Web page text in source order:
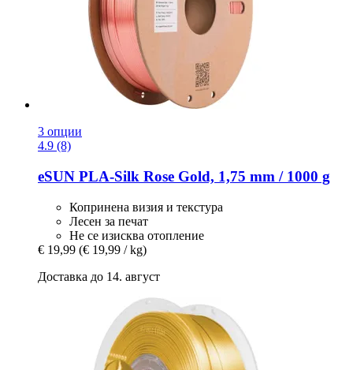
3 опции
4.9 (8)
eSUN PLA-​Silk Rose Gold, 1,75 mm / 1000 g
Копринена визия и текстура
Лесен за печат
Не се изисква отопление
€ 19,99 (€ 19,99 / kg)
Доставка до 14. август